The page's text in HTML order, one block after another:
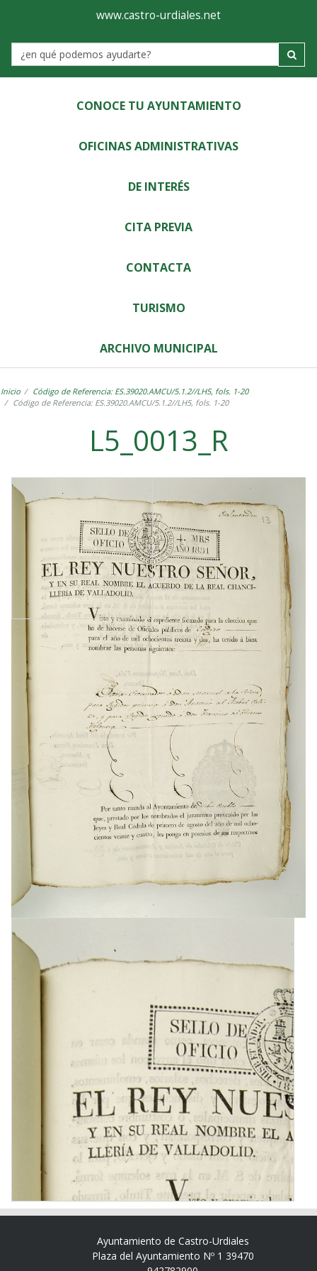
Ayuntamiento
de
Castro-
Urdiales
www.castro-urdiales.net
Label
CONOCE TU AYUNTAMIENTO
OFICINAS ADMINISTRATIVAS
DE INTERÉS
CITA PREVIA
CONTACTA
TURISMO
ARCHIVO MUNICIPAL
Inicio
Código de Referencia: ES.39020.AMCU/5.1.2//LH5, fols. 1-20
Código de Referencia: ES.39020.AMCU/5.1.2//LH5, fols. 1-20
L5_0013_R
Ayuntamiento de Castro-Urdiales
Plaza del Ayuntamiento Nº 1 39470